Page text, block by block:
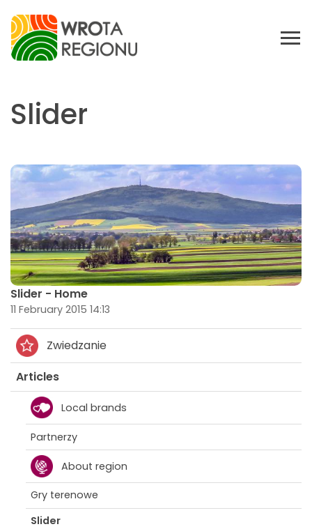
Slider
Slider - Home
11 February 2015 14:13
Zwiedzanie
Articles
Local brands
Partnerzy
About region
Gry terenowe
Slider